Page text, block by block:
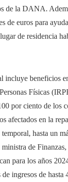
de la DANA.
de euros para
de residencia
incluye beneficios
Físicas
por ciento de los
afectados en la
temporal, hasta un
ministra de
para los años
ingresos de hasta